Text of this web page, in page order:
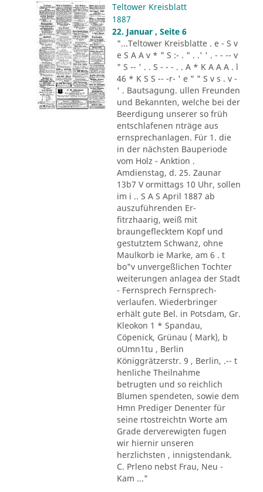
Teltower Kreisblatt
1887
22. Januar , Seite 6
"...Teltower Kreisblatte . e - S v
e S A A v * " S :- . " . .' ' . - - -- v
" S -- ' . . S - - - . . A * K A A A . l
46 * K S S -- -r- ' e " " S v s . v -
' . Bautsagung. ullen Freunden
und Bekannten, welche bei der
Beerdigung unserer so früh
entschlafenen nträge aus
ernsprechanlagen. Für 1. die
in der nächsten Bauperiode
vom Holz - Anktion .
Amdienstag, d. 25. Zaunar
13b7 V ormittags 10 Uhr, sollen
im i .. S A S April 1887 ab
auszuführenden Er-
fitrzhaarig, weiß mit
braungeflecktem Kopf und
gestutztem Schwanz, ohne
Maulkorb ie Marke, am 6 . t
bo"v unvergeßlichen Tochter
weiterungen anlagea der Stadt
- Fernsprech Fernsprech-
verlaufen. Wiederbringer
erhält gute Bel. in Potsdam, Gr.
Kleokon 1 * Spandau,
Cöpenick, Grünau ( Mark), b
oUmn1tu , Berlin
Königgrätzerstr. 9 , Berlin, .-- t
henliche Theilnahme
betrugten und so reichlich
Blumen spendeten, sowie dem
Hmn Prediger Denenter für
seine rtostreichtn Worte am
Grade derverewigten fugen
wir hiernir unseren
herzlichsten , innigstendank.
C. Prleno nebst Frau, Neu -
Kam ..."